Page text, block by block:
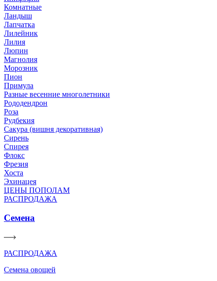
Комнатные
Ландыш
Лапчатка
Лилейник
Лилия
Люпин
Магнолия
Морозник
Пион
Примула
Разные весенние многолетники
Рододендрон
Роза
Рудбекия
Сакура (вишня декоративная)
Сирень
Спирея
Флокс
Фрезия
Хоста
Эхинацея
ЦЕНЫ ПОПОЛАМ
РАСПРОДАЖА
Семена
РАСПРОДАЖА
Семена овощей